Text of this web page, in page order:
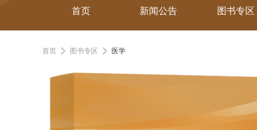
首页 新闻公告 图书专区
首页 图书专区 医学